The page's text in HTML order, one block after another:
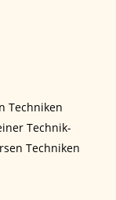
Techniken
Technik-
Techniken